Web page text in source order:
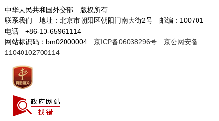
中华人民共和国外交部 版权所有
联系我们 地址：北京市朝阳区朝阳门南大街2号 邮编：100701
电话：+86-10-65961114
网站标识码：bm02000004 京ICP备06038296号
京公网安备
11040102700114